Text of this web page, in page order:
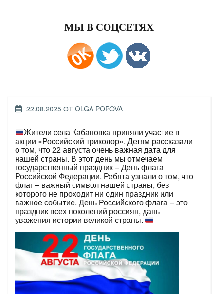
МЫ В СОЦСЕТЯХ
ОПУБЛИКОВАНО
22.08.2025 ОТ OLGA POPOVA
Жители села Кабановка приняли участие в
акции «Российский триколор». Детям рассказали
о том, что 22 августа очень важная дата для
нашей страны. В этот день мы отмечаем
государственный праздник – День флага
Российской Федерации. Ребята узнали о том, что
флаг – важный символ нашей страны, без
которого не проходит ни один праздник или
важное событие. День Российского флага – это
праздник всех поколений россиян, дань
уважения истории великой страны.